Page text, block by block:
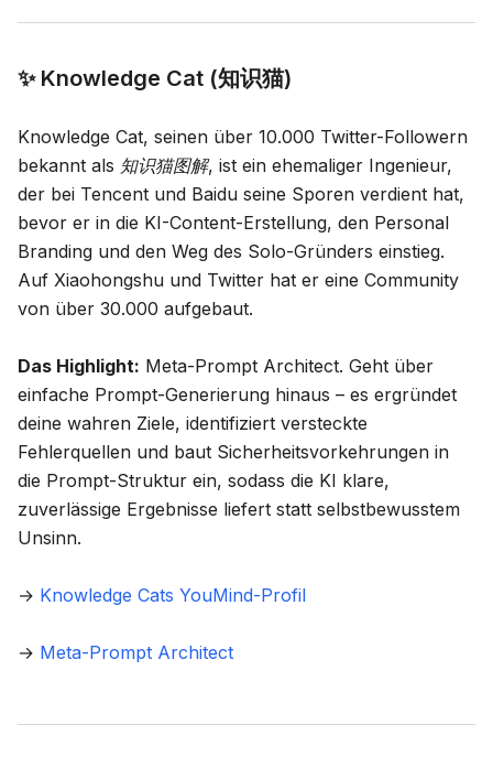
✨ Knowledge Cat (知识猫)
Knowledge Cat, seinen über 10.000 Twitter-Followern
bekannt als 知识猫图解, ist ein ehemaliger Ingenieur,
der bei Tencent und Baidu seine Sporen verdient hat,
bevor er in die KI-Content-Erstellung, den Personal
Branding und den Weg des Solo-Gründers einstieg.
Auf Xiaohongshu und Twitter hat er eine Community
von über 30.000 aufgebaut.
Das Highlight: Meta-Prompt Architect. Geht über
einfache Prompt-Generierung hinaus – es ergründet
deine wahren Ziele, identifiziert versteckte
Fehlerquellen und baut Sicherheitsvorkehrungen in
die Prompt-Struktur ein, sodass die KI klare,
zuverlässige Ergebnisse liefert statt selbstbewusstem
Unsinn.
→ Knowledge Cats YouMind-Profil
→ Meta-Prompt Architect